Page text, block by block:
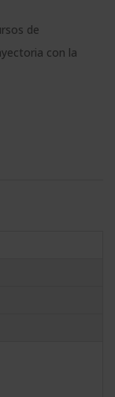
de
con la